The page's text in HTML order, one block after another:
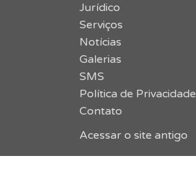
Jurídico
Serviços
Notícias
Galerias
SMS
Política de Privacidade
Contato
Acessar o site antigo